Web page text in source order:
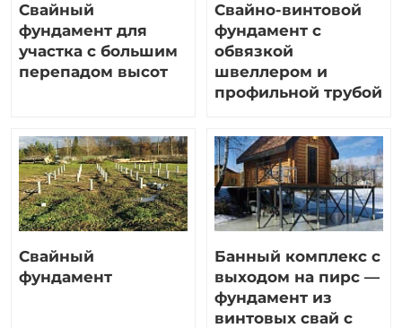
Свайный
фундамент для
участка с большим
перепадом высот
Свайно-винтовой
фундамент с
обвязкой
швеллером и
профильной трубой
Свайный
фундамент
Банный комплекс с
выходом на пирс —
фундамент из
винтовых свай с